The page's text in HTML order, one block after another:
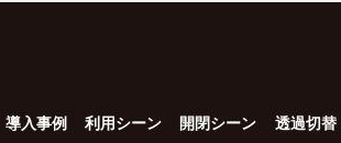
導入事例 利用シーン 開閉シーン 透過切替